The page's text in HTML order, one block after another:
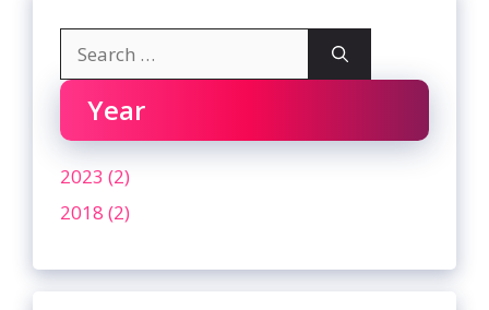
for:
Year
2023 (2)
2018 (2)